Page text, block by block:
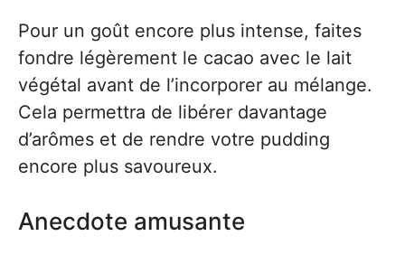
Pour un goût encore plus intense, faites
fondre légèrement le cacao avec le lait
végétal avant de l’incorporer au mélange.
Cela permettra de libérer davantage
d’arômes et de rendre votre pudding
encore plus savoureux.
Anecdote amusante